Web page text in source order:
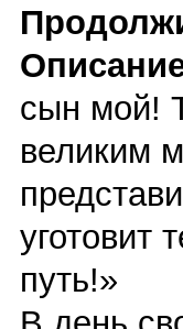
сын мой!
великим
уготовит
путь!»